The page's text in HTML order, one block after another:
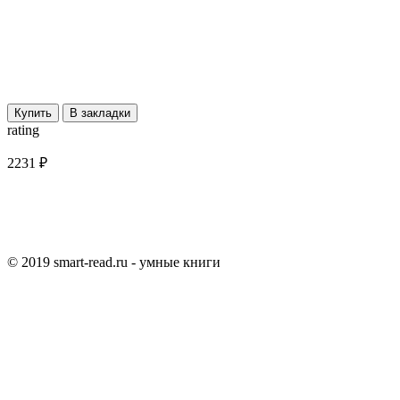
Купить В закладки
rating
2231 ₽
© 2019 smart-read.ru - умные книги